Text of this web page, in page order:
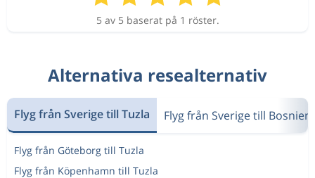
5 av 5 baserat på 1 röster.
Alternativa resealternativ
Flyg från Sverige till Tuzla Flyg från Sverige till
Flyg från Göteborg till Tuzla
Flyg från Köpenhamn till Tuzla